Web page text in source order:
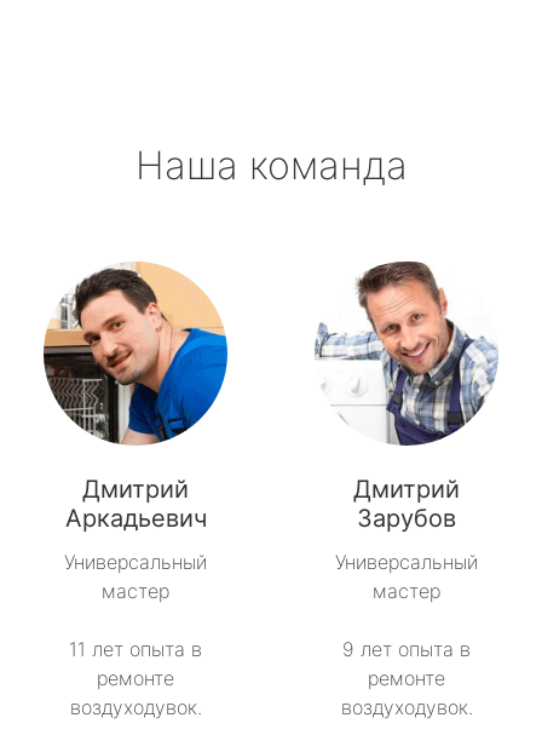
Наша команда
Дмитрий
Аркадьевич
Универсальный
мастер
11 лет опыта в
ремонте
воздуходувок.
Дмитрий
Зарубов
Универсальный
мастер
9 лет опыта в
ремонте
воздуходувок.